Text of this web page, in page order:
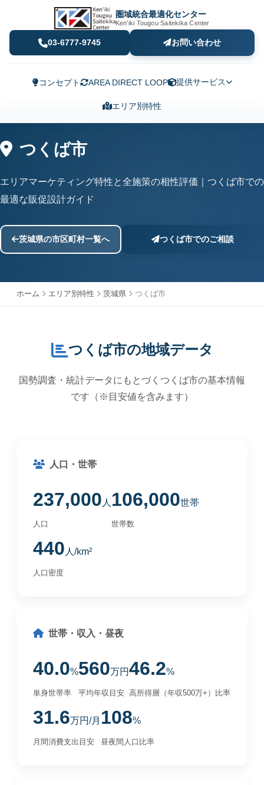
圏域統合最適化センター
Ken'iki Tougou Saitekika Center
03-6777-9745 お問い合わせ
コンセプト AREA DIRECT LOOP 提供サービス
エリア別特性
つくば市
エリアマーケティング特性と全施策の相性評価｜つくば市での
最適な販促設計ガイド
茨城県の市区町村一覧へ つくば市でのご相談
ホーム エリア別特性 茨城県 つくば市
つくば市の地域データ
国勢調査・統計データにもとづくつくば市の基本情報
です（※目安値を含みます）
人口・世帯
237,000 人
人口
106,000世帯
世帯数
440 人/km²
人口密度
世帯・収入・昼夜
40.0%
単身世帯率
560万円
平均年収目安
46.2%
高所得層（年収500万+）比率
31.6万円/月
月間消費支出目安
108%
昼夜間人口比率